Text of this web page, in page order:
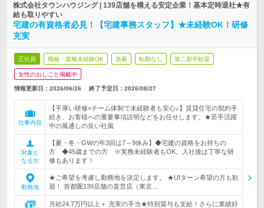
株式会社タウンハウジング | 139店舗を構える安定企業！基本定時退社★有
給も取りやすい
宅建の有資格者必見！【宅建事務スタッフ】★未経験OK！研修
充実
正社員 職種・業種未経験OK 急募 転勤なし 第二新卒歓迎
女性のおしごと掲載中
情報更新日：2026/06/26 終了予定日： 2026/08/27
仕事内容
【手厚い研修×チーム体制で未経験者も安心♪】賃貸住宅の契約手
続き、お客様への重要事項説明などをお任せします。★若手活躍
中の風通しの良い社風
対象と
なる方
【夏・冬・GWの年3回は7～9休み】◆宅建の資格をお持ちの
方 ◆45歳までの方 ※実務未経験者もOK。入社後は丁寧な研
修もあります！
勤務地
★ご希望を考慮し勤務地を決定します。 ★UIターン希望の方も歓
迎！ 首都圏139店舗の直営店（東京…
月給24.7万円以上＋ 充実の手当★特別賞与も支給！さらに業績好